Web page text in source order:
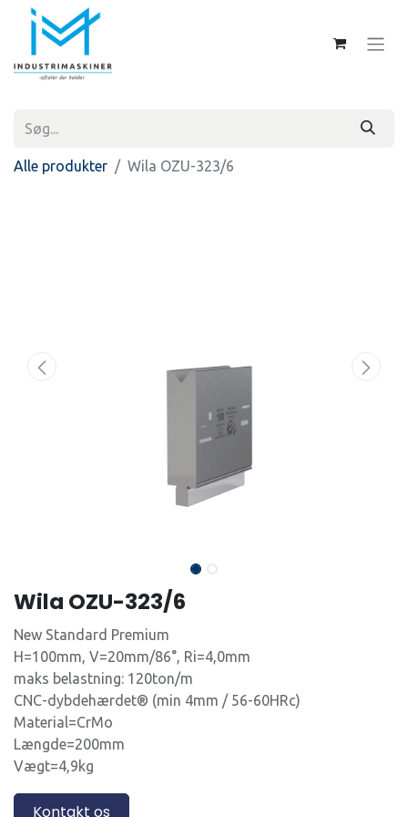
Alle produkter Wila OZU-323/6
Wila OZU-323/6
New Standard Premium
H=100mm, V=20mm/86°, Ri=4,0mm
maks belastning: 120ton/m
CNC-dybdehærdet® (min 4mm / 56-60HRc)
Material=CrMo
Længde=200mm
Vægt=4,9kg
Kontakt os